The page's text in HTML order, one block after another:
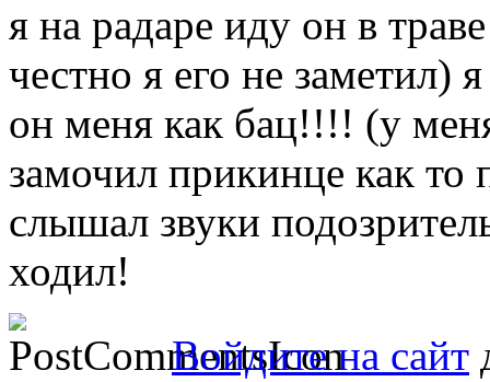
я на радаре иду он в
честно я его не заметил)
он меня как бац!!!! (у
замочил прикинце как то
слышал звуки
ходил!
Войдите на сайт